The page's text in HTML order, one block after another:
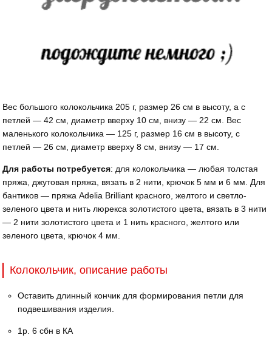
Вес большого колокольчика 205 г, размер 26 см в высоту, а с
петлей — 42 см, диаметр вверху 10 см, внизу — 22 см. Вес
маленького колокольчика — 125 г, размер 16 см в высоту, с
петлей — 26 см, диаметр вверху 8 см, внизу — 17 см.
Для работы потребуется: для колокольчика — любая толстая
пряжа, джутовая пряжа, вязать в 2 нити, крючок 5 мм и 6 мм. Для
бантиков — пряжа Adelia Brilliant красного, желтого и светло-
зеленого цвета и нить люрекса золотистого цвета, вязать в 3 нити
— 2 нити золотистого цвета и 1 нить красного, желтого или
зеленого цвета, крючок 4 мм.
Колокольчик, описание работы
Оставить длинный кончик для формирования петли для
подвешивания изделия.
1р. 6 сбн в КА